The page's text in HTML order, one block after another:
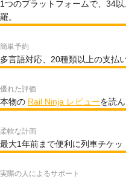
1つのプラットフォームで、34
羅。
簡単予約
多言語対応、20種類以上の支払
優れた評価
本物の Rail Ninja レビューを読
柔軟な計画
最大1年前まで便利に列車チケッ
実際の人によるサポート